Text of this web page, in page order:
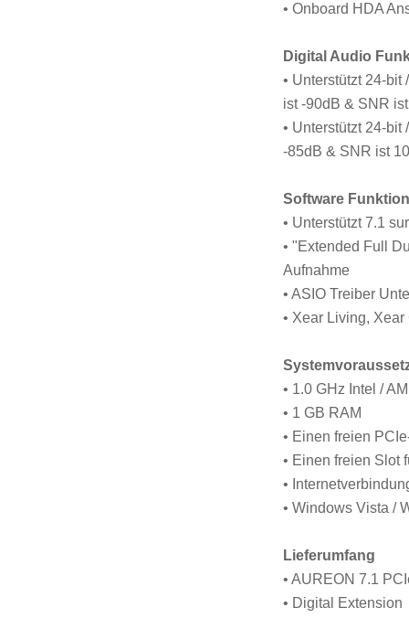
• Onboard HDA
Digital Audio
• Unterstützt 24-
ist -90dB & SNR
• Unterstützt 24-
-85dB & SNR ist
Software
• Unterstützt 7.1
• "Extended Full
Aufnahme
• ASIO Treiber
• Xear Living,
• 1.0 GHz Intel /
• 1 GB RAM
• Einen freien
• Einen freien Slot
•
• Windows Vista /
Lieferumfang
• AUREON 7.1
• Digital Extension